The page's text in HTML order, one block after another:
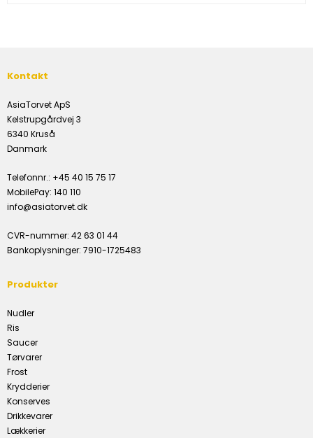
Kontakt
AsiaTorvet ApS
Kelstrupgårdvej 3
6340 Kruså
Danmark
Telefonnr.: +45 40 15 75 17
MobilePay: 140 110
info@asiatorvet.dk
CVR-nummer: 42 63 01 44
Bankoplysninger: 7910-1725483
Produkter
Nudler
Ris
Saucer
Tørvarer
Frost
Krydderier
Konserves
Drikkevarer
Lækkerier